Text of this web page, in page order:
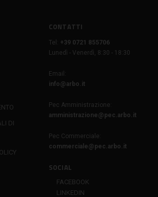
DI
CONTATTI
Tel:
+39 0721 855706
Lunedì - Venerdì, 8:30 - 18:30
Email:
info@arbo.it
Pec Amministrazione:
amministrazione@pec.arbo.it
Pec Commerciale:
commerciale@pec.arbo.it
SOCIAL
FACEBOOK
LINKEDIN